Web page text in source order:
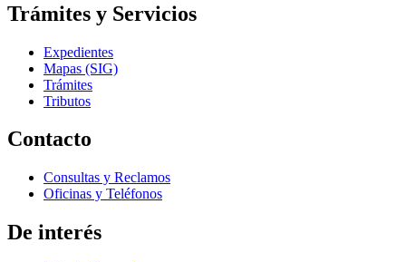
Trámites y Servicios
Expedientes
Mapas (SIG)
Trámites
Tributos
Contacto
Consultas y Reclamos
Oficinas y Teléfonos
De interés